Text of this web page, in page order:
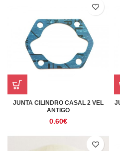
JUNTA CILINDRO CASAL 2 VEL
ANTIGO
0.60€